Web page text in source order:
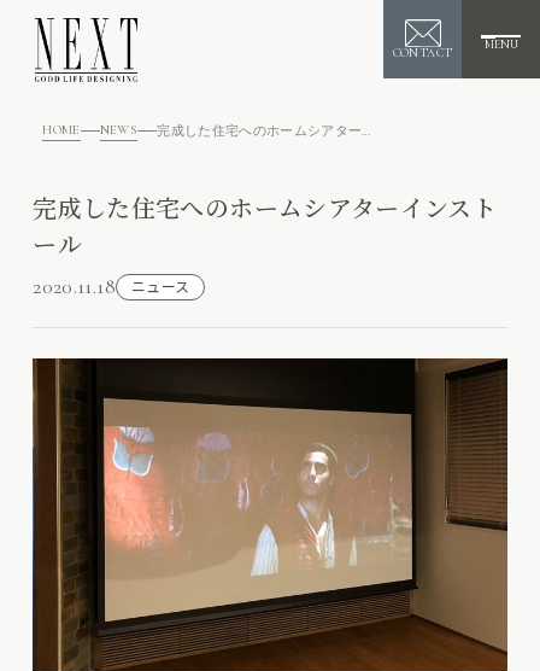
CONTACT
MENU
HOME NEWS
完成した住宅へのホームシアターインスト
ール
2020.11.18 ニュース